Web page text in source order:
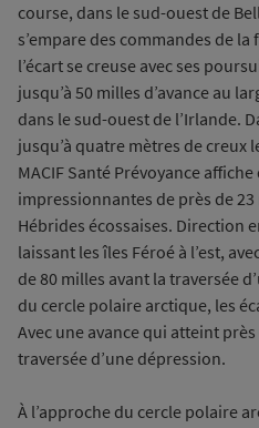
course, dans le sud-ouest de
s’empare des commandes de
l’écart se creuse avec ses
jusqu’à 50 milles d’avance au
dans le sud-ouest de l’Irlande.
jusqu’à quatre mètres de creux
MACIF Santé Prévoyance
impressionnantes de près de
Hébrides écossaises. Direction
laissant les îles Féroé à l’est,
de 80 milles avant la traversée
du cercle polaire arctique, les
Avec une avance qui atteint
traversée d’une dépression.
À l’approche du cercle polaire